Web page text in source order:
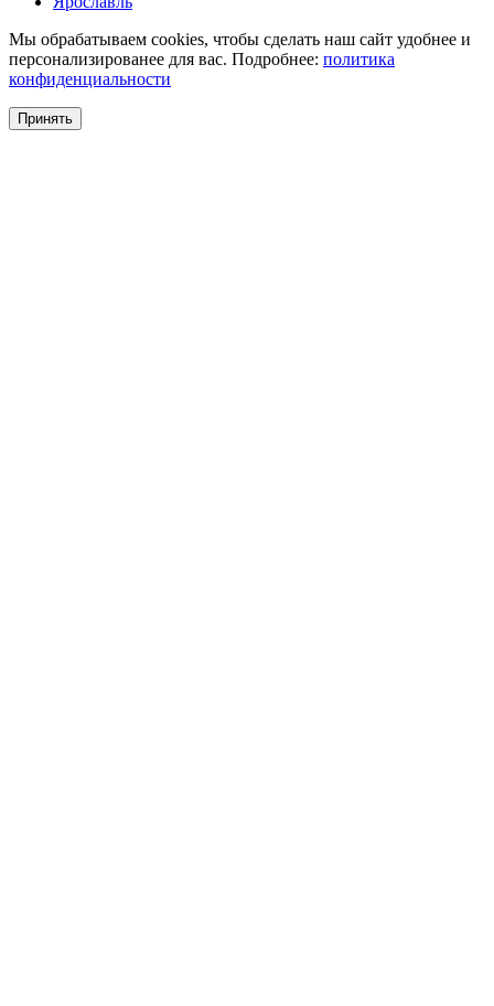
Мы обрабатываем cookies, чтобы сделать наш сайт удобнее и
персонализированее для вас. Подробнее: политика
конфиденциальности
Принять